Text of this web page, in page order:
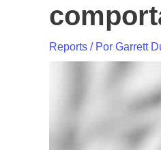
Reports / Por Garrett